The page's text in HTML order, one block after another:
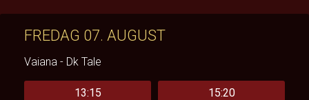
FREDAG 07. AUGUST
Vaiana - Dk Tale
13:15 15:20